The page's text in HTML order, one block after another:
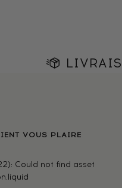
VOUS PLAIRE
Could not find asset